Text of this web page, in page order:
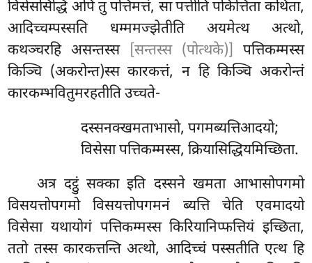
विसेससिद्धि अपि तु पत्तिमत्तं, सा पत्तीति पकित्तिता कथिता,
आदिच्चम्पस्सति धम्ममज्झेतीति अयमेत्थ अत्थो,
कथञ्चरहि असन्तस्स
[सन्तस्स (पोत्थके)]
पत्तिकम्मस्स
किञ्चि (अकरोन्त)स्स कारकत्तं, न हि किञ्चि अकरोन्तं
कारकम्भवितुमरहतीति उच्चते-
दस्सनक्खमताभासो, पगमब्यत्तिआदयो;
विसेसा पत्तिकम्मस्स, क्रियासिद्धियमिच्छिता.
अत्र दट्ठुं सक्का इति दस्सने खमता आभासोपगमो
विसयत्तोपगमो विसयत्तोपगमनं ब्यत्ति चेति एवमादयो
विसेसा यथायोगं पत्तिकम्मस्स किरियानिप्फत्तियं इच्छिता,
ततो तस्स कारकत्तन्ति अत्थो, आदिच्चं पस्सतीति एत्थ हि